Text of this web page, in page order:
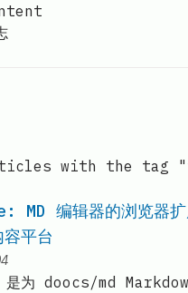
with the tag
MD 编辑器的浏览器扩
平台
为 doocs/md